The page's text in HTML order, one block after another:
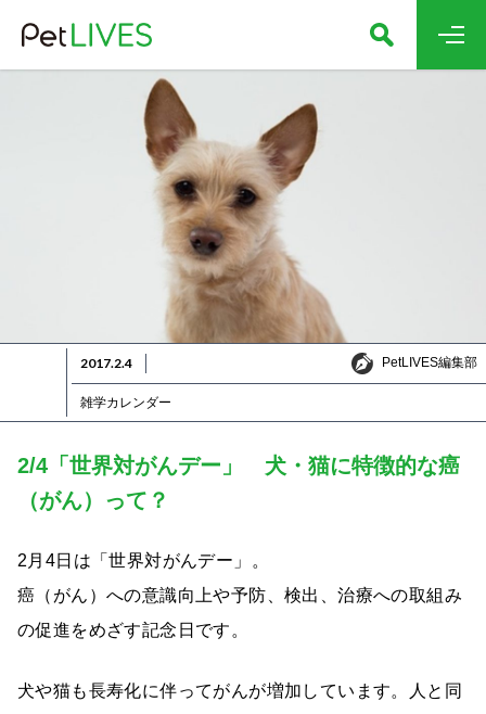
2017.2.4 PetLIVES編集部
PetLIVES編集部
雑学カレンダー
2/4「世界対がんデー」 犬・猫に特徴的な癌
（がん）って？
2月4日は「世界対がんデー」。
癌（がん）への意識向上や予防、検出、治療への取組み
の促進をめざす記念日です。
犬や猫も長寿化に伴ってがんが増加しています。人と同